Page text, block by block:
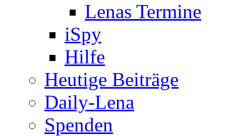
Lenas Termine
iSpy
Hilfe
Heutige Beiträge
Daily-Lena
Spenden